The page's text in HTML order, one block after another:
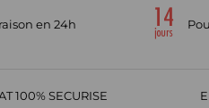
en 24h
100% SECURISE